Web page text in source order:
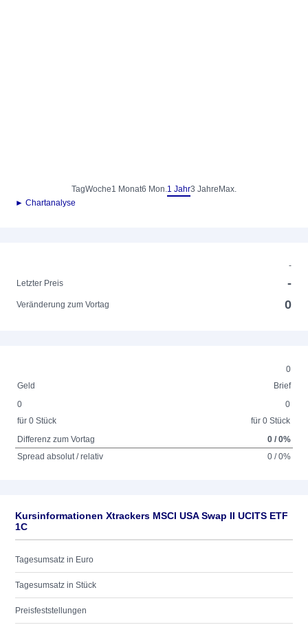
TagWoche1 Monat6 Mon.1 Jahr3 Jahre Max.
► Chartanalyse
-
Letzter Preis
-
Veränderung zum Vortag 0
0
Geld
Brief
0
für 0 Stück
0
für 0 Stück
Differenz zum Vortag
0 / 0%
Spread absolut / relativ
0 / 0%
Kursinformationen Xtrackers MSCI USA Swap II UCITS ETF
1C
Tagesumsatz in Euro
Tagesumsatz in Stück
Preisfeststellungen